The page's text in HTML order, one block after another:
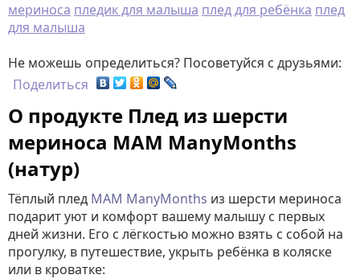
мериноса пледик для малыша плед для ребёнка плед
для малыша
Не можешь определиться? Посоветуйся с друзьями:
Поделиться
О продукте Плед из шерсти
мериноса MAM ManyMonths
(натур)
Тёплый плед MAM ManyMonths из шерсти мериноса
подарит уют и комфорт вашему малышу с первых
дней жизни. Его с лёгкостью можно взять с собой на
прогулку, в путешествие, укрыть ребёнка в коляске
или в кроватке: